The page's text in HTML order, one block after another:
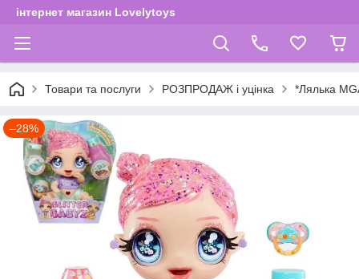
інтернет магазин Lovelytoys
Товари та послуги РОЗПРОДАЖ і уцінка *Лялька
–28%